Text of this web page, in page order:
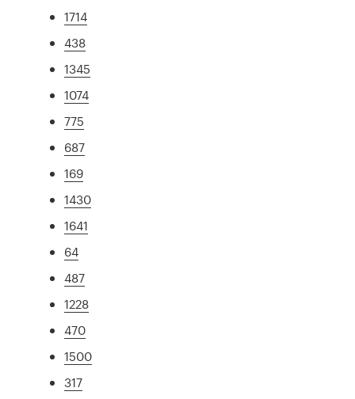
1714
438
1345
1074
775
687
169
1430
1641
64
487
1228
470
1500
317